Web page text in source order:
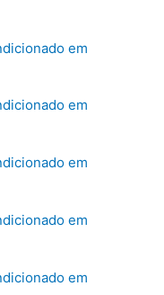
em
em
em
em
em